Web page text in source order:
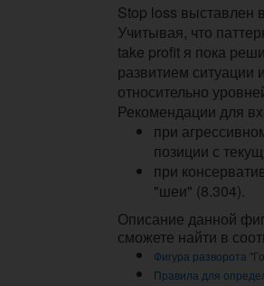
Stop loss выставлен
Учитывая, что
take profit я пока
развитием
относительно
Рекомендации для
при
позиции с
при
"шеи" (8.304).
Описание данной
сможете найти в
Фигура разворота
Правила для